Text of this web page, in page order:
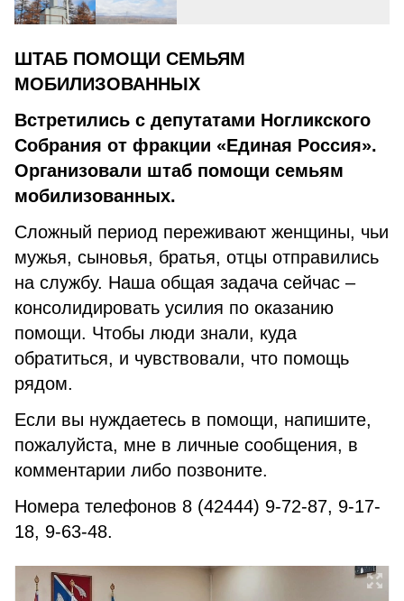
ШТАБ ПОМОЩИ СЕМЬЯМ
МОБИЛИЗОВАННЫХ
Встретились с депутатами Ногликского
Собрания от фракции «Единая Россия».
Организовали штаб помощи семьям
мобилизованных.
Сложный период переживают женщины, чьи
мужья, сыновья, братья, отцы отправились
на службу. Наша общая задача сейчас –
консолидировать усилия по оказанию
помощи. Чтобы люди знали, куда
обратиться, и чувствовали, что помощь
рядом.
Если вы нуждаетесь в помощи, напишите,
пожалуйста, мне в личные сообщения, в
комментарии либо позвоните.
Номера телефонов 8 (42444) 9-72-87, 9-17-
18, 9-63-48.